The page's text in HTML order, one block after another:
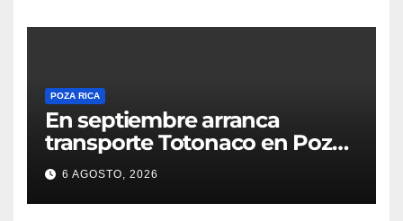
POZA RICA
En septiembre arranca
transporte Totonaco en Poza
Rica
6 AGOSTO, 2026